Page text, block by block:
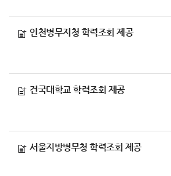
인천병무지청 학력조회 제공
건국대학교 학력조회 제공
서울지방병무청 학력조회 제공